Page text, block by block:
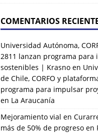
COMENTARIOS
Universidad Autónoma,
2811 lanzan programa para
sostenibles | Krasnoen
de Chile, CORFO y
programa para impulsar
en La Araucanía
Mejoramiento vial en
más de 50% de progreso